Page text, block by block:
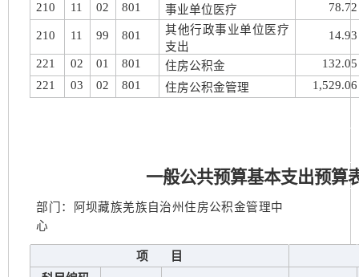
210 11 02 801 事业单位医疗 78.72
210 11 99 801
其他行政事业单位医疗
支出
14.93
221 02 01 801 住房公积金
132.05
221
03 02 801 住房公积金管理 1,529.06
一般公共预算基本支出预算
部门：阿坝藏族羌族自治州住房公积金管理中
心
项 目